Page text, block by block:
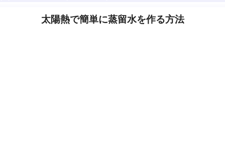
太陽熱で簡単に蒸留水を作る方法